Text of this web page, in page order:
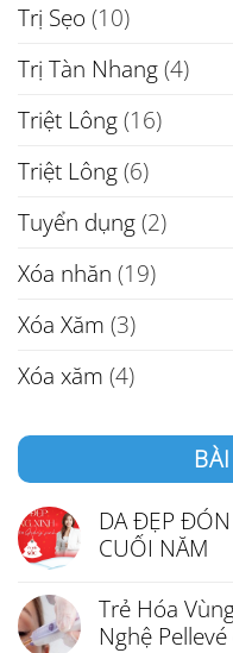
Trị Sẹo (10)
Trị Tàn Nhang(4)
Triệt Lông(16)
Triệt Lông(6)
Tuyển dụng(2)
Xóa nhăn (19)
Xóa Xăm (3)
Xóa xăm (4)
DA ĐẸP
CUỐI NĂM
Trẻ Hóa
Nghệ